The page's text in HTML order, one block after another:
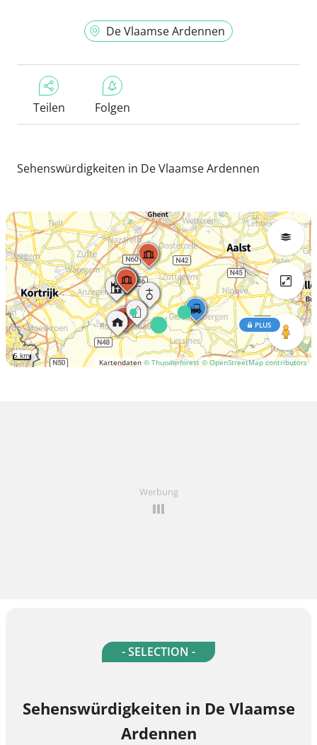
De Vlaamse Ardennen
Teilen Folgen
Sehenswürdigkeiten in De Vlaamse Ardennen
Kartendaten © Thunderforest © OpenStreetMap contributors
PLUS
5 km
Werbung
- SELECTION -
Sehenswürdigkeiten in De Vlaamse
Ardennen